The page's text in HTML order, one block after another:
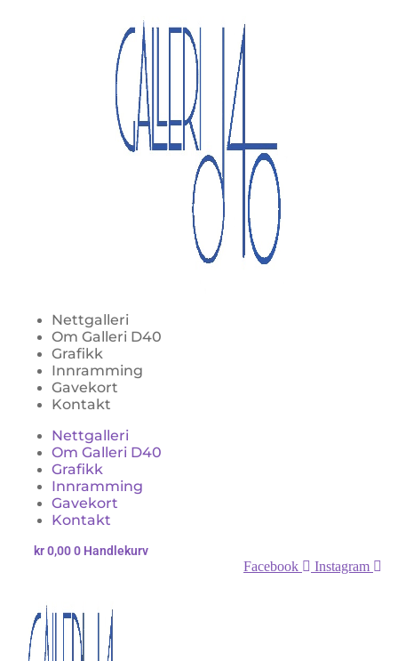
Nettgalleri
Om Galleri D40
Grafikk
Innramming
Gavekort
Kontakt
Nettgalleri
Om Galleri D40
Grafikk
Innramming
Gavekort
Kontakt
kr0,000 Handlekurv
Facebook Instagram